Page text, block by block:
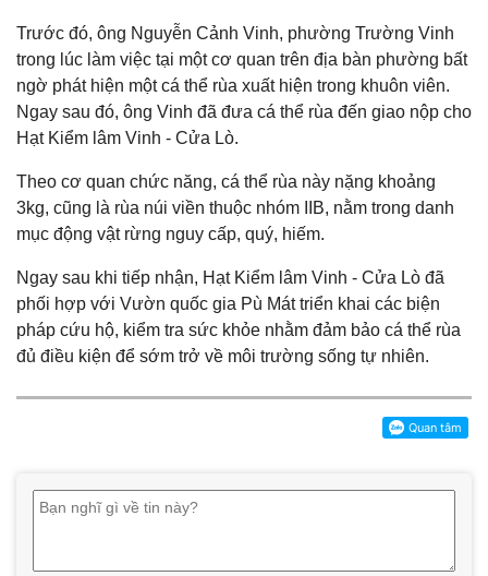
Trước đó, ông Nguyễn Cảnh Vinh, phường Trường Vinh
trong lúc làm việc tại một cơ quan trên địa bàn phường bất
ngờ phát hiện một cá thể rùa xuất hiện trong khuôn viên.
Ngay sau đó, ông Vinh đã đưa cá thể rùa đến giao nộp cho
Hạt Kiểm lâm Vinh - Cửa Lò.
Theo cơ quan chức năng, cá thể rùa này nặng khoảng
3kg, cũng là rùa núi viền thuộc nhóm IIB, nằm trong danh
mục động vật rừng nguy cấp, quý, hiếm.
Ngay sau khi tiếp nhận, Hạt Kiểm lâm Vinh - Cửa Lò đã
phối hợp với Vườn quốc gia Pù Mát triển khai các biện
pháp cứu hộ, kiểm tra sức khỏe nhằm đảm bảo cá thể rùa
đủ điều kiện để sớm trở về môi trường sống tự nhiên.